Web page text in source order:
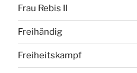
Frau Rebis II
Freihändig
Freiheitskampf